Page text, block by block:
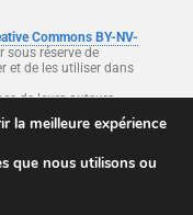
Commons BY-NV-
sous réserve de
et de les utiliser dans
de leurs auteurs.
la meilleure expérience
que nous utilisons ou